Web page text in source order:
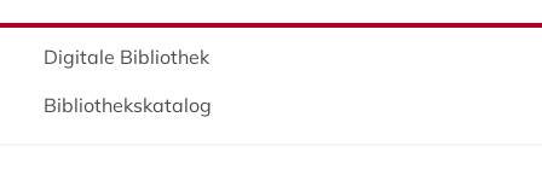
Digitale Bibliothek
Bibliothekskatalog